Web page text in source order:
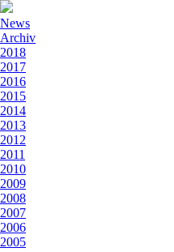
News
Archiv
2018
2017
2016
2015
2014
2013
2012
2011
2010
2009
2008
2007
2006
2005